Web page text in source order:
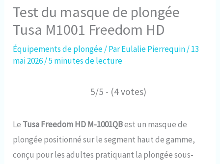
Test du masque de plongée
Tusa M1001 Freedom HD
Équipements de plongée/ ParEulalie Pierrequin/13
mai 2026/5 minutes de lecture
5/5 - (4 votes)
Le Tusa Freedom HD M-1001QBest un masque de
plongée positionné sur le segment haut de gamme,
conçu pour les adultes pratiquant la plongée sous-